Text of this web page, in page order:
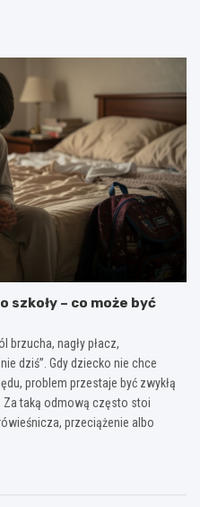
szkoły – co może być
brzucha, nagły płacz,
dziś”. Gdy dziecko nie chce
problem przestaje być zwykłą
taką odmową często stoi
przeciążenie albo